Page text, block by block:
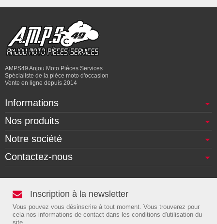
AMPS49 Anjou Moto Pièces Services
Spécialiste de la pièce moto d'occasion
Vente en ligne depuis 2014
Informations
Nos produits
Notre société
Contactez-nous
Inscription à la newsletter
Vous pouvez vous désinscrire à tout moment. Vous trouverez pour
cela nos informations de contact dans les conditions d'utilisation du
site.